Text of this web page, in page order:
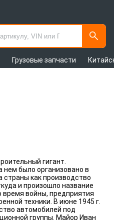
Грузовые запчасти
гигант.
нем было организовано в
страны как производство
и произошло название
время войны, предприятия
техники. В июне 1945 г.
автомобилей под
группы. Майор Иван